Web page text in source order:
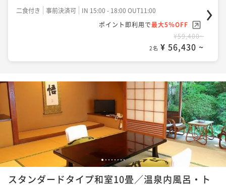
二食付き 事前決済可
IN 15:00 - 18:00 OUT11:00
ポイント即利用で最大5％OFF
¥59,400~
2名 ¥ 56,430 ~
1 2 3 4 5678
スタンダードタイプ和室10畳／温泉内風呂・ト